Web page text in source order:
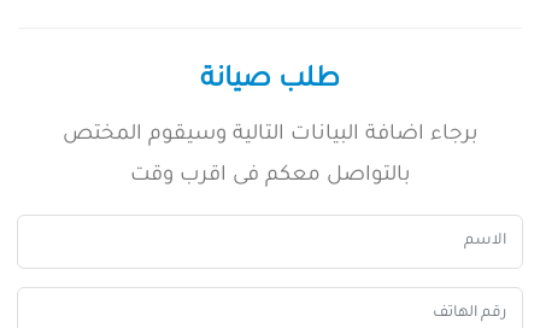
طلب صيانة
برجاء اضافة البيانات التالية وسيقوم المختص
بالتواصل معكم فى اقرب وقت